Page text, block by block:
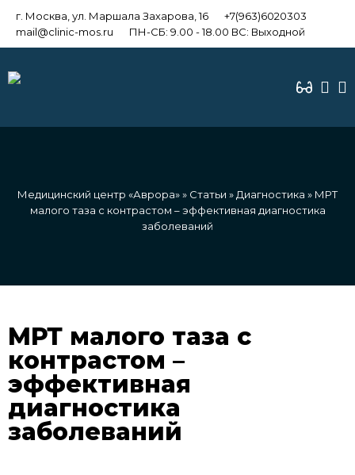
г. Москва, ул. Маршала Захарова, 16
+7(963)6020303
mail@clinic-mos.ru
ПН-СБ: 9.00 - 18.00 ВС: Выходной
Медицинский центр «Аврора»» Статьи » Диагностика » МРТ
малого таза с контрастом – эффективная диагностика
заболеваний
МРТ малого таза с
контрастом –
эффективная
диагностика
заболеваний